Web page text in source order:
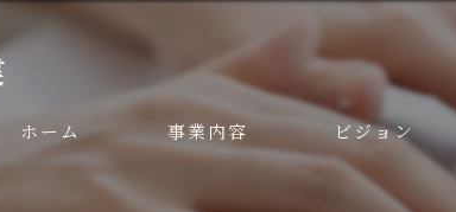
ホーム 事業内容 ビジョン